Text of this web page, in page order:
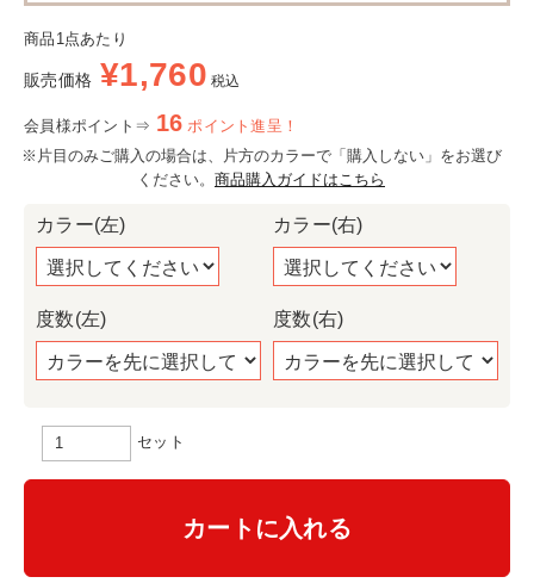
商品1点あたり
販売価格 ¥1,760 税込
会員様ポイント⇒ 16 ポイント進呈！
※片目のみご購入の場合は、片方のカラーで「購入しない」をお選び
ください。 商品購入ガイドはこちら
カラー(左)
度数(左)
カラー(右)
度数(右)
セット
カートに入れる